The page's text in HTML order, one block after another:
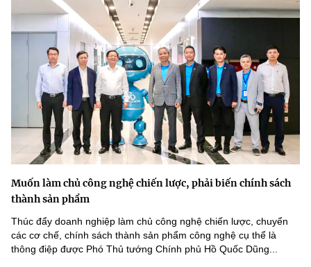
Muốn làm chủ công nghệ chiến lược, phải biến chính sách
thành sản phẩm
Thúc đẩy doanh nghiệp làm chủ công nghệ chiến lược, chuyển
các cơ chế, chính sách thành sản phẩm công nghệ cụ thể là
thông điệp được Phó Thủ tướng Chính phủ Hồ Quốc Dũng...